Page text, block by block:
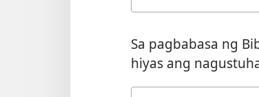
sagot
Sa pagbabasa ng
hiyas ang